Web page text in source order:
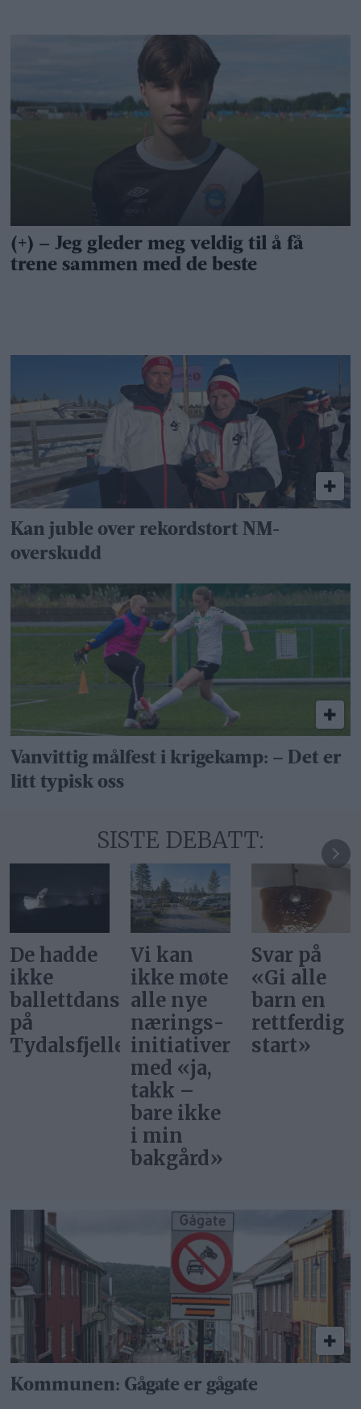
Kan juble over rekordstort NM-
overskudd
Vanvittig målfest i krigekamp: – Det er
litt typisk oss
SISTE DEBATT:
Vi kan
ikke møte
alle nye
nærings­
initiativer
Svar på
«Gi alle
barn en
rettferdig
start»
Ønsker vi
at
bor i
Norge?
Kommunen: Gågate er gågate